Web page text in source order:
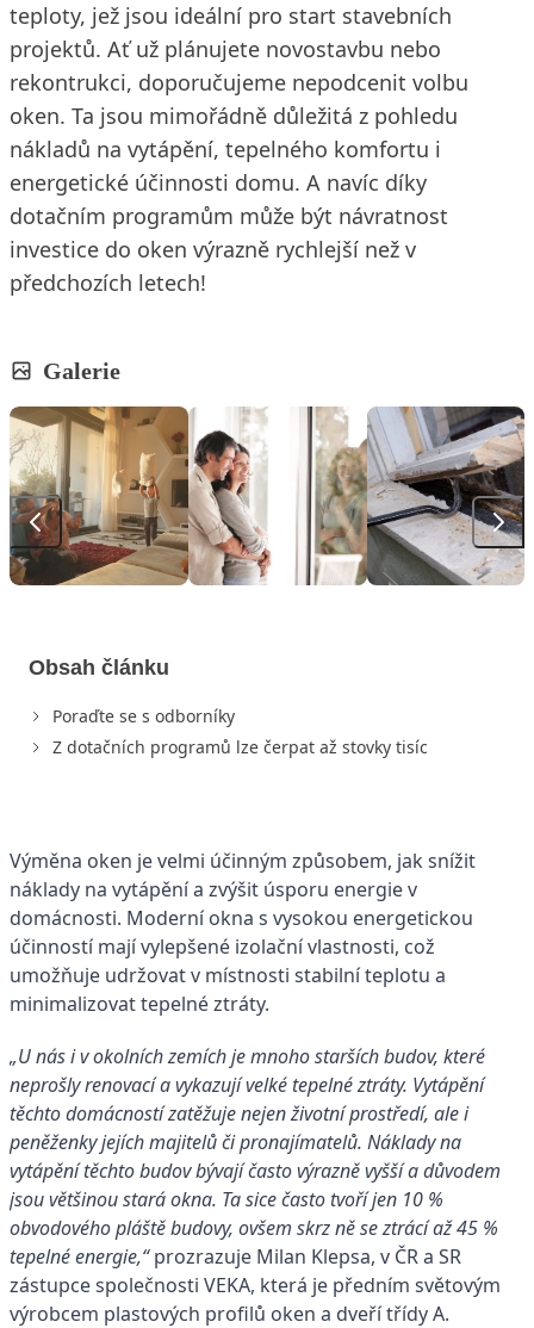
teploty, jež jsou ideální pro start stavebních
projektů. Ať už plánujete novostavbu nebo
rekontrukci, doporučujeme nepodcenit volbu
oken. Ta jsou mimořádně důležitá z pohledu
nákladů na vytápění, tepelného komfortu i
energetické účinnosti domu. A navíc díky
dotačním programům může být návratnost
investice do oken výrazně rychlejší než v
předchozích letech!
Galerie
Obsah článku
Poraďte se s odborníky
Z dotačních programů lze čerpat až stovky tisíc
Výměna oken je velmi účinným způsobem, jak snížit
náklady na vytápění a zvýšit úsporu energie v
domácnosti. Moderní okna s vysokou energetickou
účinností mají vylepšené izolační vlastnosti, což
umožňuje udržovat v místnosti stabilní teplotu a
minimalizovat tepelné ztráty.
„U nás i v okolních zemích je mnoho starších budov, které
neprošly renovací a vykazují velké tepelné ztráty. Vytápění
těchto domácností zatěžuje nejen životní prostředí, ale i
peněženky jejích majitelů či pronajímatelů. Náklady na
vytápění těchto budov bývají často výrazně vyšší a důvodem
jsou většinou stará okna. Ta sice často tvoří jen 10 %
obvodového pláště budovy, ovšem skrz ně se ztrácí až 45 %
tepelné energie,“prozrazuje Milan Klepsa, v ČR a SR
zástupce společnosti VEKA, která je předním světovým
výrobcem plastových profilů oken a dveří třídy A.